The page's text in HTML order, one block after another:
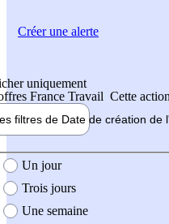
uniquement
France Travail Cette
filtres de Date de création de
création de l'offre
Un jour
Trois jours
Une semaine
Créer une alerte